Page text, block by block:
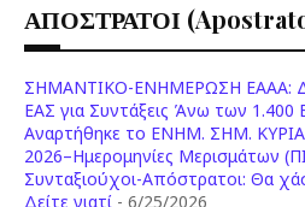
ΑΠΟΣΤΡΑΤΟΙ
ΣΗΜΑΝΤΙΚΟ-ΕΝΗΜΕΡΩΣΗ ΕΑΑΑ:
ΕΑΣ για Συντάξεις Άνω των 1.400
Aναρτήθηκε το ENHM. ΣΗΜ.
2026–Ημερομηνίες Μερισμάτων
Συνταξιούχοι-Απόστρατοι: Θα
Δείτε γιατί - 6/25/2026